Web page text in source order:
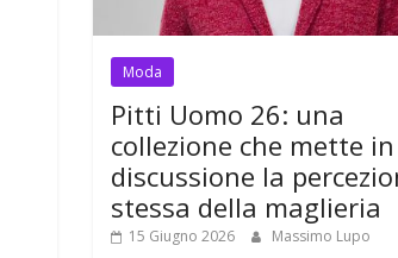
Moda
Pitti Uomo 26: una
collezione che mette in
discussione la
stessa della maglieria
15 Giugno 2026 Massimo Lupo